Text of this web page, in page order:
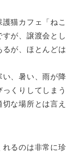
猫カフェ「ねこ
が、譲渡会とし
が、ほとんどは
、暑い、雨が降
くりしてしまう
な場所とは言え
るのは非常に珍